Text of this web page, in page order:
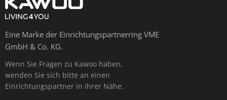
Eine Marke der Einrichtungspartnerring VME
GmbH & Co. KG.
Wenn Sie Fragen zu Kawoo haben,
wenden Sie sich bitte an einen
Einrichtungspartner in Ihrer Nähe.